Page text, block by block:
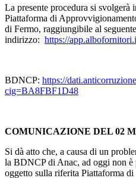
La presente procedura si svolgerà
Piattaforma di
di Fermo, raggiungibile al seguente
indirizzo: https://
BDNCP: https://
cig=BA8FBF1D48
COMUNICAZIONE DEL 02
Si dà atto che, a causa di un
la BDNCP di Anac, ad oggi non è
oggetto sulla riferita Piattaforma